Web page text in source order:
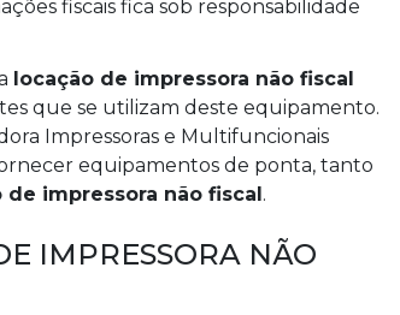
fiscais fica sob responsabilidade
locação de impressora não fiscal
que se utilizam deste equipamento.
Impressoras e Multifuncionais
equipamentos de ponta, tanto
de impressora não fiscal .
IMPRESSORA NÃO